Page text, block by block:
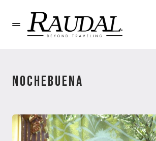
NOCHEBUENA